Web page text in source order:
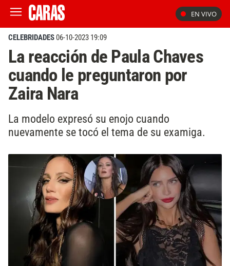
EN VIVO
CELEBRIDADES06-10-2023 19:09
La reacción de Paula Chaves
cuando le preguntaron por
Zaira Nara
La modelo expresó su enojo cuando
nuevamente se tocó el tema de su examiga.